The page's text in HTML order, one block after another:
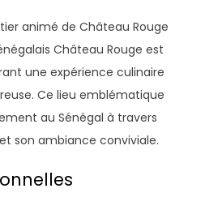
animé de Château Rouge
Château Rouge est
une expérience culinaire
Ce lieu emblématique
au Sénégal à travers
son ambiance conviviale.